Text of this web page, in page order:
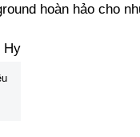
hoàn hảo cho